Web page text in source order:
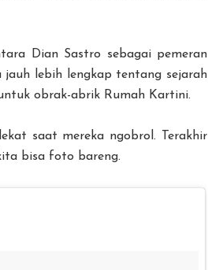
Dian Sastro sebagai pemeran
lebih lengkap tentang sejarah
obrak-abrik Rumah Kartini.
saat mereka ngobrol. Terakhir
bisa foto bareng.